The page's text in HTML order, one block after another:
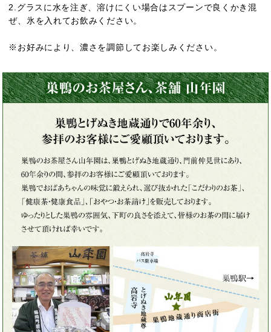
2.グラスに水を注ぎ、溶けにくい場合はスプーンで良くかき混
ぜ、氷を入れてお飲みください。
※お好みにより、濃さを調節してお楽しみください。